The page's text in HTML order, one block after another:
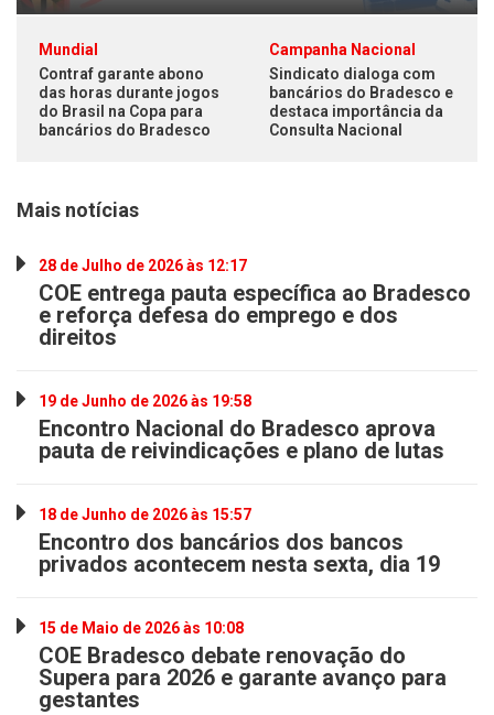
Mundial
Contraf garante abono
das horas durante jogos
do Brasil na Copa para
bancários do Bradesco
Campanha Nacional
Sindicato dialoga com
bancários do Bradesco e
destaca importância da
Consulta Nacional
Mais notícias
28 de Julho de 2026 às 12:17
COE entrega pauta específica ao Bradesco
e reforça defesa do emprego e dos
direitos
19 de Junho de 2026 às 19:58
Encontro Nacional do Bradesco aprova
pauta de reivindicações e plano de lutas
18 de Junho de 2026 às 15:57
Encontro dos bancários dos bancos
privados acontecem nesta sexta, dia 19
15 de Maio de 2026 às 10:08
COE Bradesco debate renovação do
Supera para 2026 e garante avanço para
gestantes